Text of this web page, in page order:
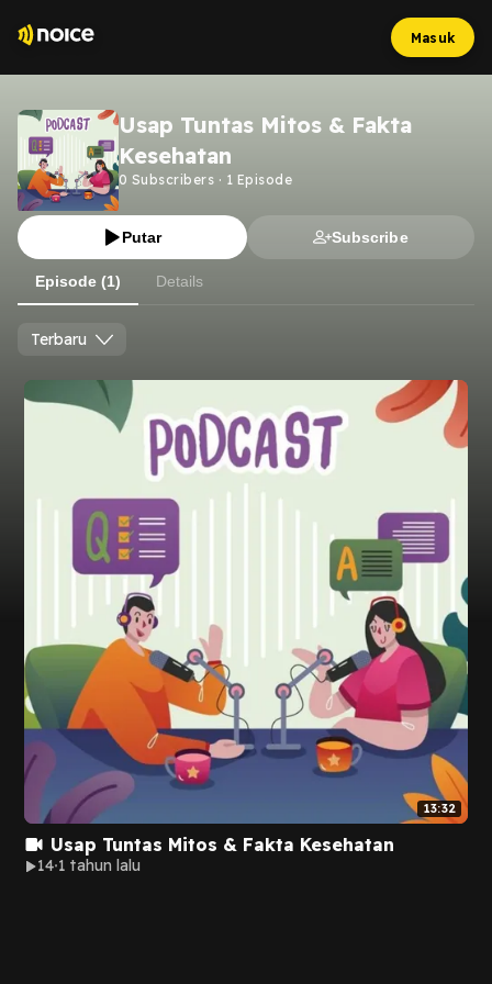
Masuk
Usap Tuntas Mitos & Fakta
Kesehatan
0 Subscribers · 1 Episode
Putar Subscribe
Episode (1) Details
Terbaru
13:32
Usap Tuntas Mitos & Fakta Kesehatan
14 1 tahun lalu